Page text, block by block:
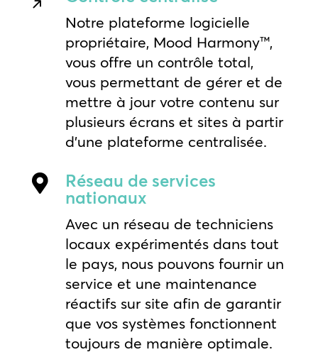
Notre plateforme logicielle
propriétaire, Mood Harmony™,
vous offre un contrôle total,
vous permettant de gérer et de
mettre à jour votre contenu sur
plusieurs écrans et sites à partir
d’une plateforme centralisée.

Réseau de services
nationaux
Avec un réseau de techniciens
locaux expérimentés dans tout
le pays, nous pouvons fournir un
service et une maintenance
réactifs sur site afin de garantir
que vos systèmes fonctionnent
toujours de manière optimale.